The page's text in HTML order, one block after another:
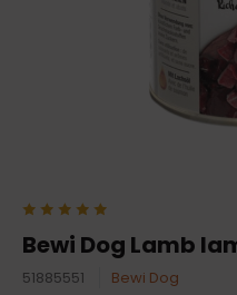
Bewi Dog Lamb
51885551 Bewi Dog